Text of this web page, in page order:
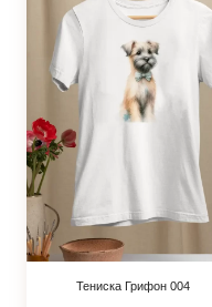
Тениска Грифон 004